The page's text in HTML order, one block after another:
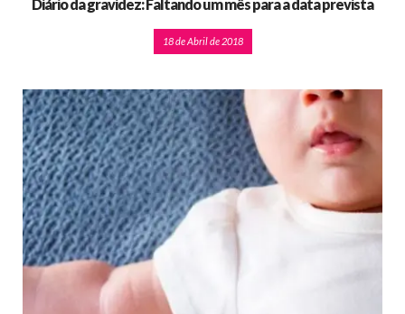
Diário da gravidez: Faltando um mês para a data prevista
18 de Abril de 2018